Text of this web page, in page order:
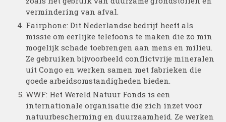
vermindering van afval.
Fairphone: Dit Nederlandse bedrijf heeft als
missie om eerlijke telefoons te maken die zo min
mogelijk schade toebrengen aan mens en milieu.
Ze gebruiken bijvoorbeeld conflictvrije mineralen
uit Congo en werken samen met fabrieken die
goede arbeidsomstandigheden bieden.
WWF: Het Wereld Natuur Fonds is een
internationale organisatie die zich inzet voor
natuurbescherming en duurzaamheid. Ze werken